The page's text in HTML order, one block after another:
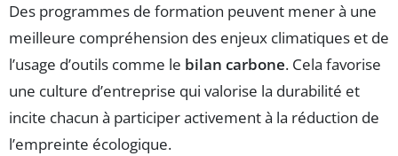
Des programmes de formation peuvent mener à une
meilleure compréhension des enjeux climatiques et de
l’usage d’outils comme le bilan carbone. Cela favorise
une culture d’entreprise qui valorise la durabilité et
incite chacun à participer activement à la réduction de
l’empreinte écologique.